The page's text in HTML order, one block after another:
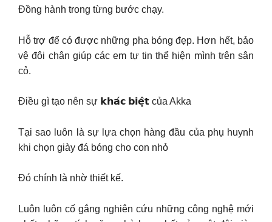
Đồng hành trong từng bước chạy.
Hỗ trợ để có được những pha bóng đẹp. Hơn hết, bảo
vệ đôi chân giúp các em tự tin thể hiện mình trên sân
cỏ.
Điều gì tạo nên sự 𝗸𝗵𝗮́𝗰 𝗯𝗶𝗲̣̂𝘁 của Akka
Tại sao luôn là sự lựa chọn hàng đầu của phụ huynh
khi chọn giày đá bóng cho con nhỏ
Đó chính là nhờ thiết kế.
Luôn luôn cố gắng nghiên cứu những công nghệ mới